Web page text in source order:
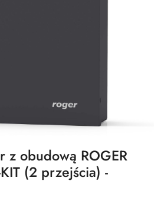
z obudową ROGER
KIT (2 przejścia) -